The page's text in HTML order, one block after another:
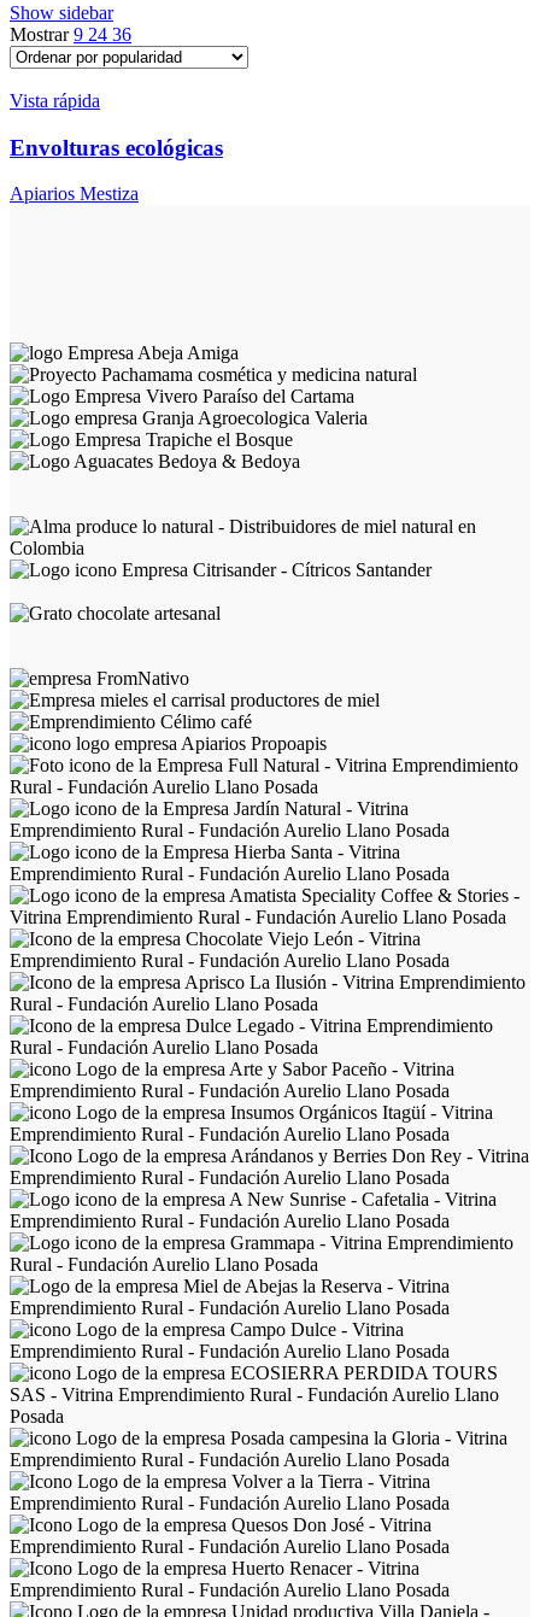
Show sidebar
Mostrar9 24 36
Vista rápida
Envolturas ecológicas
Apiarios Mestiza